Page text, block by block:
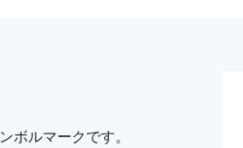
ボルマークです。